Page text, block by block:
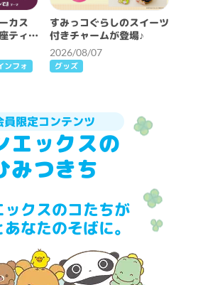
カス
ティー
ンフォ
すみっコぐらしのスイーツ
付きチャームが登場♪
2026/08/07
グッズ
員限定コンテンツ
エックスの
みつきち
ックスのコたちが
なたのそばに。